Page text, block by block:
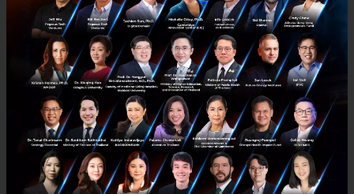
ข่าวใหญ่เมื่อ AT&T เข้าซื้อ Time Warner ผู้ถือ HBO และ
มีความเคลื่อนไหวครั้งใหญ่ของวงการสื่อระดับโลกเมื่อ AT&T กำลังเตรียมซื้อ
กิจการ Time Warner Inc., ที่จะพาให้ธุรกิจสื่อ/คอนเทนต์เข้าไปผสมผสาน
กับภาคธุรกิจสื่อสารได้อย่างกลมกลืนมากข...
ตุลาคม 23, 2016| ByTechsauce Team
CNN HBO AT&T Acquisition